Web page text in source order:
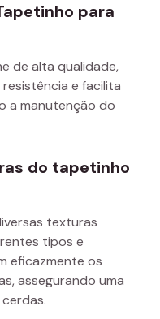
para
de alta qualidade,
e facilita
a manutenção do
do tapetinho
texturas
tipos e
eficazmente os
assegurando uma